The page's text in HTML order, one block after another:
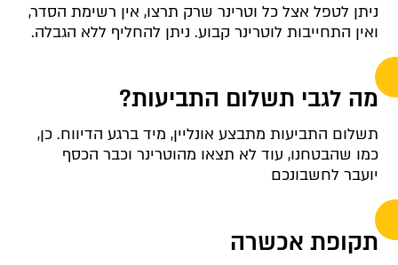
ניתן לטפל אצל כל וטרינר שרק תרצו, אין רשימת הסדר,
ואין התחייבות לוטרינר קבוע. ניתן להחליף ללא הגבלה.
מה לגבי תשלום התביעות?
תשלום התביעות מתבצע אונליין, מיד ברגע הדיווח. כן,
כמו שהבטחנו, עוד לא תצאו מהוטרינר וכבר הכסף
יועבר לחשבונכם
תקופת אכשרה